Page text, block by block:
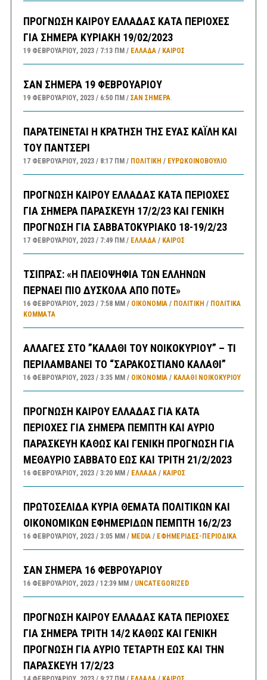
ΠΡΟΓΝΩΣΗ ΚΑΙΡΟΥ ΕΛΛΑΔΑΣ ΚΑΤΑ ΠΕΡΙΟΧΕΣ
ΓΙΑ ΣΗΜΕΡΑ ΚΥΡΙΑΚΗ 19/02/2023
19 ΦΕΒΡΟΥΑΡΊΟΥ, 2023 7:13 ΠΜ ΕΛΛΑΔA/ ΚΑΙΡΌΣ
ΣΑΝ ΣΗΜΕΡΑ 19 ΦΕΒΡΟΥΑΡΙΟΥ
19 ΦΕΒΡΟΥΑΡΊΟΥ, 2023 6:50 ΠΜ ΣΑΝ ΣΉΜΕΡΑ
ΠΑΡΑΤΕΙΝΕΤΑΙ Η ΚΡΑΤΗΣΗ ΤΗΣ ΕΥΑΣ ΚΑΪΛΗ ΚΑΙ
ΤΟΥ ΠΑΝΤΣΕΡΙ
17 ΦΕΒΡΟΥΑΡΊΟΥ, 2023 8:17 ΠΜ ΠΟΛΙΤΙΚΗ / ΕΥΡΩΚΟΙΝΟΒΟΥΛΙΟ
ΠΡΟΓΝΩΣΗ ΚΑΙΡΟΥ ΕΛΛΑΔΑΣ ΚΑΤΑ ΠΕΡΙΟΧΕΣ
ΓΙΑ ΣΗΜΕΡΑ ΠΑΡΑΣΚΕΥΗ 17/2/23 ΚΑΙ ΓΕΝΙΚΗ
ΠΡΟΓΝΩΣΗ ΓΙΑ ΣΑΒΒΑΤΟΚΥΡΙΑΚΟ 18-19/2/23
17 ΦΕΒΡΟΥΑΡΊΟΥ, 2023 7:49 ΠΜ ΕΛΛΑΔA/ ΚΑΙΡΌΣ
ΤΣΙΠΡΑΣ: «Η ΠΛΕΙΟΨΗΦΙΑ ΤΩΝ ΕΛΛΗΝΩΝ
ΠΕΡΝΑΕΙ ΠΙΟ ΔΥΣΚΟΛΑ ΑΠΟ ΠΟΤΕ»
16 ΦΕΒΡΟΥΑΡΊΟΥ, 2023 7:58 ΜΜ ΟΙΚΟΝΟΜΙΑ/ ΠΟΛΙΤΙΚΗ / ΠΟΛΙΤΙΚΆ
ΚΌΜΜΑΤΑ
ΑΛΛΑΓΕΣ ΣΤΟ ”ΚΑΛΑΘΙ ΤΟΥ ΝΟΙΚΟΚΥΡΙΟΥ” – ΤΙ
ΠΕΡΙΛΑΜΒΑΝΕΙ ΤΟ “ΣΑΡΑΚΟΣΤΙΑΝΟ ΚΑΛΑΘΙ”
16 ΦΕΒΡΟΥΑΡΊΟΥ, 2023 3:35 ΜΜ ΟΙΚΟΝΟΜΙΑ/ ΚΑΛΑΘΙ ΝΟΙΚΟΚΥΡΙΟΥ
ΠΡΟΓΝΩΣΗ ΚΑΙΡΟΥ ΕΛΛΑΔΑΣ ΓΙΑ ΚΑΤΑ
ΠΕΡΙΟΧΕΣ ΓΙΑ ΣΗΜΕΡΑ ΠΕΜΠΤΗ ΚΑΙ ΑΥΡΙΟ
ΠΑΡΑΣΚΕΥΗ ΚΑΘΩΣ ΚΑΙ ΓΕΝΙΚΗ ΠΡΟΓΝΩΣΗ ΓΙΑ
ΜΕΘΑΥΡΙΟ ΣΑΒΒΑΤΟ ΕΩΣ ΚΑΙ ΤΡΙΤΗ 21/2/2023
16 ΦΕΒΡΟΥΑΡΊΟΥ, 2023 3:20 ΜΜ ΕΛΛΑΔA/ ΚΑΙΡΌΣ
ΠΡΩΤΟΣΕΛΙΔΑ ΚΥΡΙΑ ΘΕΜΑΤΑ ΠΟΛΙΤΙΚΩΝ ΚΑΙ
ΟΙΚΟΝΟΜΙΚΩΝ ΕΦΗΜΕΡΙΔΩΝ ΠΕΜΠΤΗ 16/2/23
16 ΦΕΒΡΟΥΑΡΊΟΥ, 2023 3:05 ΜΜ MEDIA/ ΕΦΗΜΕΡΊΔΕΣ-ΠΕΡΙΟΔΙΚΆ
ΣΑΝ ΣΗΜΕΡΑ 16 ΦΕΒΡΟΥΑΡΙΟΥ
16 ΦΕΒΡΟΥΑΡΊΟΥ, 2023 12:39 ΜΜ UNCATEGORIZED
ΠΡΟΓΝΩΣΗ ΚΑΙΡΟΥ ΕΛΛΑΔΑΣ ΚΑΤΑ ΠΕΡΙΟΧΕΣ
ΓΙΑ ΣΗΜΕΡΑ ΤΡΙΤΗ 14/2 ΚΑΘΩΣ ΚΑΙ ΓΕΝΙΚΗ
ΠΡΟΓΝΩΣΗ ΓΙΑ ΑΥΡΙΟ ΤΕΤΑΡΤΗ ΕΩΣ ΚΑΙ ΤΗΝ
ΠΑΡΑΣΚΕΥΗ 17/2/23